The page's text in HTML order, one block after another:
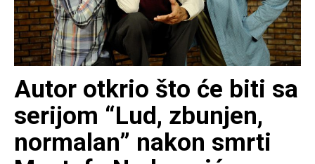
Autor otkrio što će biti sa
serijom “Lud, zbunjen,
normalan” nakon smrti